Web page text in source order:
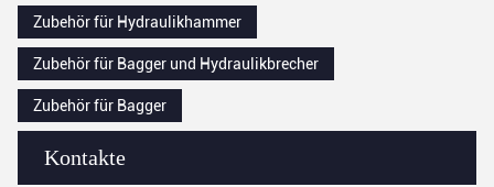
Kontakte
Zubehör für Hydraulikhammer
Zubehör für Bagger und Hydraulikbrecher
Zubehör für Bagger